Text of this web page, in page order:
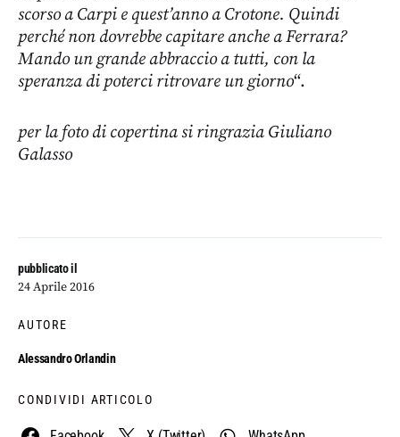
pubblicato il
24 Aprile 2016
AUTORE
Alessandro Orlandin
CONDIVIDI ARTICOLO
scorso a Carpi e quest’anno a Crotone. Quindi
perché non dovrebbe capitare anche a Ferrara?
Mando un grande abbraccio a tutti, con la
speranza di poterci ritrovare un giorno“.
per la foto di copertina si ringrazia Giuliano
Galasso